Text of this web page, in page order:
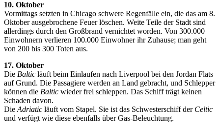
10. Oktober
Vormittags setzten in Chicago schwere Regenfälle ein, die das am 8.
Oktober ausgebrochene Feuer löschen. Weite Teile der Stadt sind
allerdings durch den Großbrand vernichtet worden. Von 300.000
Einwohnern verlieren 100.000 Einwohner ihr Zuhause; man geht
von 200 bis 300 Toten aus.
17. Oktober
Die Baltic läuft beim Einlaufen nach Liverpool bei den Jordan Flats
auf Grund. Die Passagiere werden an Land gebracht, und Schlepper
können die Baltic wieder frei schleppen. Das Schiff trägt keinen
Schaden davon.
Die Adriatic läuft vom Stapel. Sie ist das Schwesterschiff der Celtic
und verfügt wie diese ebenfalls über Gas-Beleuchtung.